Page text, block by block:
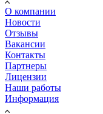
О компании
Новости
Отзывы
Вакансии
Контакты
Партнеры
Лицензии
Наши работы
Информация